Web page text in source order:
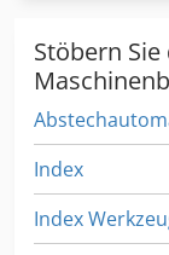
Stöbern
Index
Index